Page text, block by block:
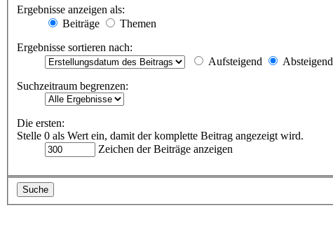
Ergebnisse anzeigen als:
Beiträge
Themen
Ergebnisse sortieren nach:
Aufsteigend
Absteigend
Suchzeitraum begrenzen:
Die ersten:
Stelle 0 als Wert ein, damit der komplette Beitrag angezeigt wird.
Zeichen der Beiträge anzeigen